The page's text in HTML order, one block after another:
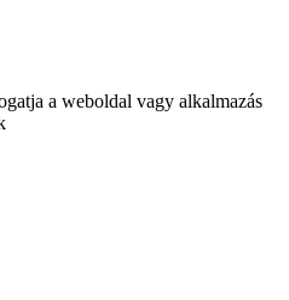
a weboldal vagy alkalmazás